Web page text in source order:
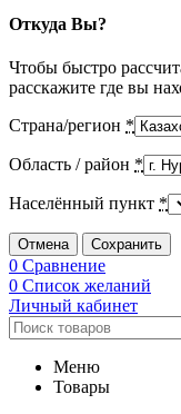
Откуда Вы?
Чтобы быстро
расскажите где вы
Страна/регион *
Область / район *
Населённый пункт *
Отмена Сохранить
0 Сравнение
0 Список желаний
Личный кабинет
Меню
Товары